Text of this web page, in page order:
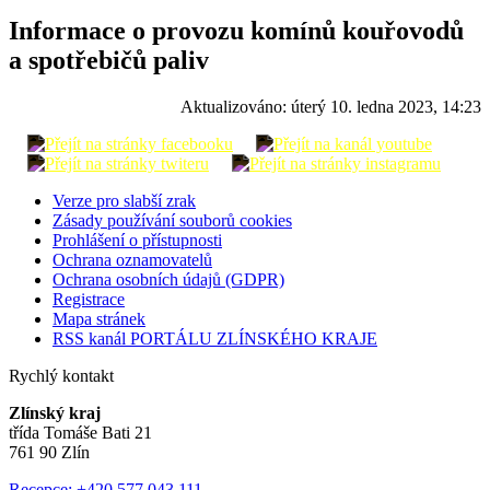
Informace o provozu komínů kouřovodů
a spotřebičů paliv
Aktualizováno: úterý 10. ledna 2023, 14:23
Verze pro slabší zrak
Zásady používání souborů cookies
Prohlášení o přístupnosti
Ochrana oznamovatelů
Ochrana osobních údajů (GDPR)
Registrace
Mapa stránek
RSS kanál PORTÁLU ZLÍNSKÉHO KRAJE
Rychlý kontakt
Zlínský kraj
třída Tomáše Bati 21
761 90 Zlín